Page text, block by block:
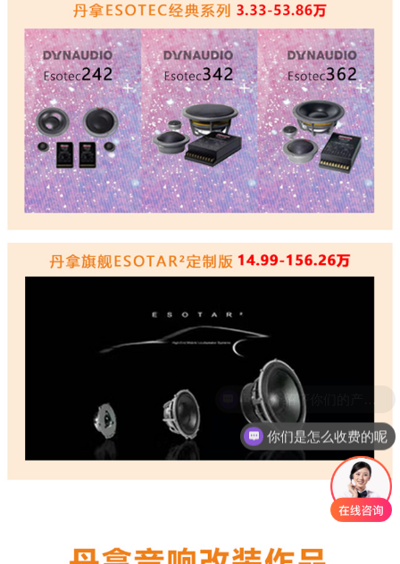
你们是怎么收费的呢